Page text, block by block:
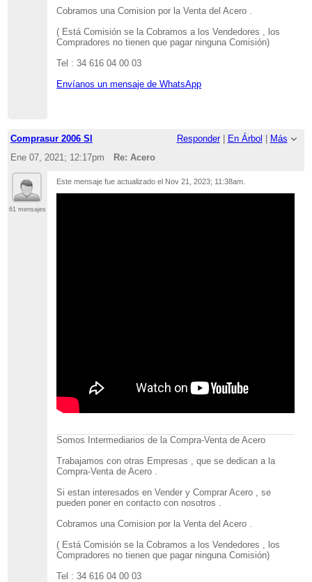
Cobramos una Comision por la Venta del Acero .
( Está Comisión se la Cobramos a los Vendedores , los
Compradores no tienen que pagar ninguna Comisión)
Tel : 34 616 04 00 03
Envíanos un mensaje de WhatsApp
Comprasur 2006 Sl Responder| En Árbol
Más
Ene 07, 2021; 12:17pm
Re: Acero
61 mensajes
Este mensaje fue actualizado el Nov 21, 2023; 11:38am
Somos Intermediarios de la Compra-Venta de Acero
Trabajamos con otras Empresas , que se dedican a la
Compra-Venta de Acero .
Si estan interesados en Vender y Comprar Acero , se
pueden poner en contacto con nosotros .
Cobramos una Comision por la Venta del Acero .
( Está Comisión se la Cobramos a los Vendedores , los
Compradores no tienen que pagar ninguna Comisión)
Tel : 34 616 04 00 03